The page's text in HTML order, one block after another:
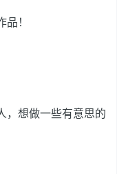
！
，想做一些有意思的